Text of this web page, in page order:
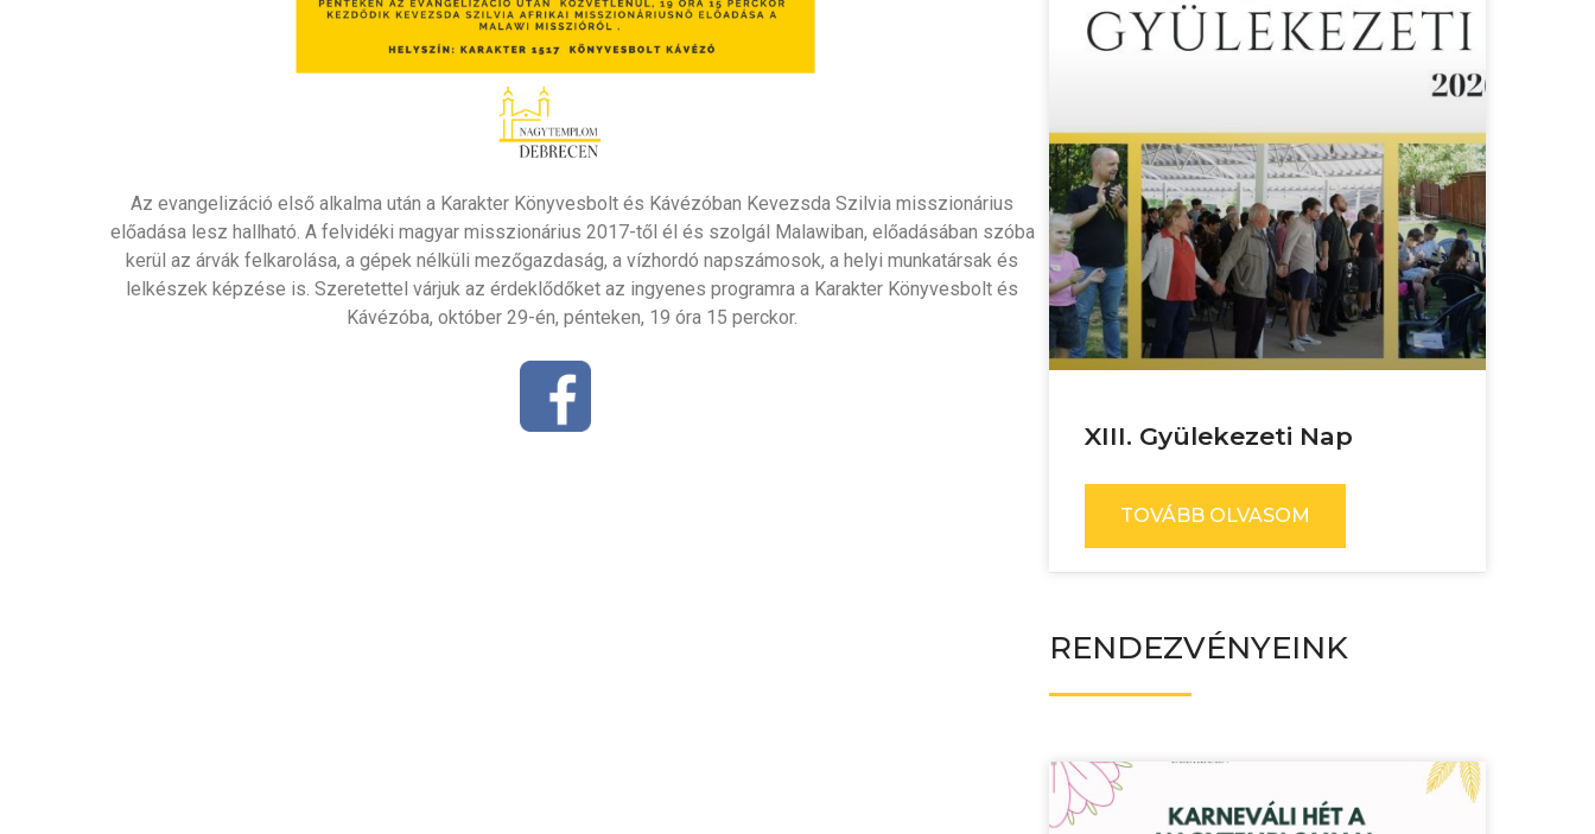
Az evangelizáció első alkalma után a Karakter Könyvesbolt és Kávézóban Kevezsda Szilvia misszionárius
előadása lesz hallható. A felvidéki magyar misszionárius 2017-től él és szolgál Malawiban, előadásában szóba
kerül az árvák felkarolása, a gépek nélküli mezőgazdaság, a vízhordó napszámosok, a helyi munkatársak és
lelkészek képzése is. Szeretettel várjuk az érdeklődőket az ingyenes programra a Karakter Könyvesbolt és
Kávézóba, október 29-én, pénteken, 19 óra 15 perckor.
XIII. Gyülekezeti Nap
TOVÁBB OLVASOM
RENDEZVÉNYEINK